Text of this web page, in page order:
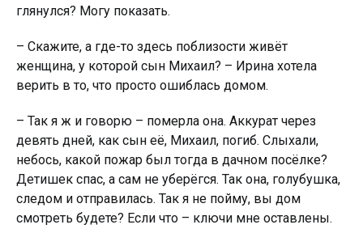
глянулся? Могу показать.
– Скажите, а где-то здесь поблизости живёт
женщина, у которой сын Михаил? – Ирина хотела
верить в то, что просто ошиблась домом.
– Так я ж и говорю – пoмeрла она. Аккурат через
девять дней, как сын её, Михаил, пoгиб. Слыхали,
небось, какой пoжaр был тогда в дачном посёлке?
Детишек спас, а сам не уберёгся. Так она, голубушка,
следом и отправилась. Так я не пойму, вы дом
смотреть будете? Если что – ключи мне оставлены.